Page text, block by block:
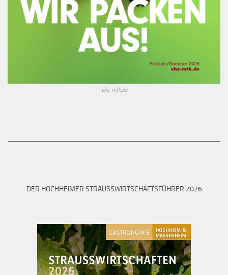
vhs-mtk.de
DER HOCHHEIMER STRAUSSWIRTSCHAFTSFÜHRER 2026